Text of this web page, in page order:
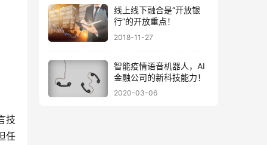
技
任
线上线下融合是“开放银
行”的开放重点！
2018-11-27
智能疫情语音机器人，AI
金融公司的新科技能力！
2020-03-06